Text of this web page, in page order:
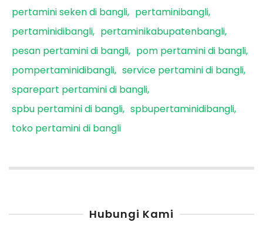
pertamini seken di bangli
pertaminibangli
pertaminidibangli
pertaminikabupatenbangli
pesan pertamini di bangli
pom pertamini di bangli
pompertaminidibangli service pertamini di bangli
sparepart pertamini di bangli
spbu pertamini di bangli spbupertaminidibangli
toko pertamini di bangli
Hubungi Kami